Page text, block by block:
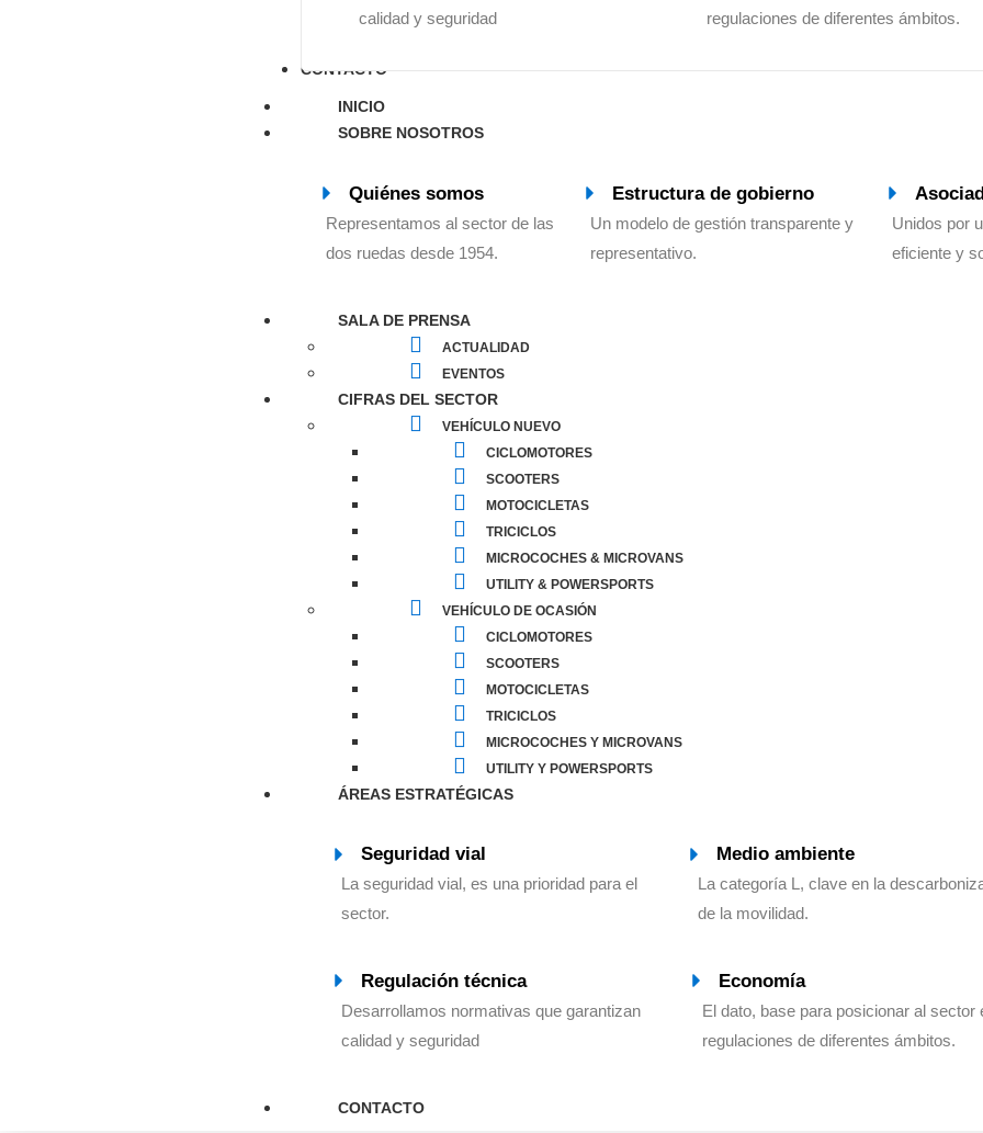
calidad y seguridad
regulaciones de diferentes ámbitos.
CONTACTO
INICIO
SOBRE NOSOTROS
Quiénes somos
Representamos al sector de las
dos ruedas desde 1954.
Estructura de gobierno
Un modelo de gestión transparente y
representativo.
Unidos por
eficiente y
SALA DE PRENSA
ACTUALIDAD
EVENTOS
CIFRAS DEL SECTOR
VEHÍCULO NUEVO
CICLOMOTORES
SCOOTERS
MOTOCICLETAS
TRICICLOS
MICROCOCHES & MICROVANS
UTILITY & POWERSPORTS
VEHÍCULO DE OCASIÓN
CICLOMOTORES
SCOOTERS
MOTOCICLETAS
TRICICLOS
MICROCOCHES Y MICROVANS
UTILITY Y POWERSPORTS
ÁREAS ESTRATÉGICAS
Seguridad vial
La seguridad vial, es una prioridad para el
sector.
Medio ambiente
La categoría L, clave en la
de la movilidad.
Regulación técnica
Desarrollamos normativas que garantizan
calidad y seguridad
Economía
El dato, base para posicionar al sector
regulaciones de diferentes ámbitos.
CONTACTO